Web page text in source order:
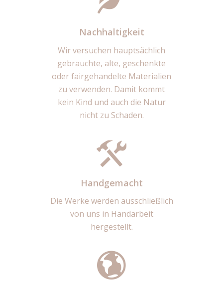
Nachhaltigkeit
Wir versuchen hauptsächlich
gebrauchte, alte, geschenkte
oder fairgehandelte Materialien
zu verwenden. Damit kommt
kein Kind und auch die Natur
nicht zu Schaden.
Handgemacht
Die Werke werden ausschließlich
von uns in Handarbeit
hergestellt.